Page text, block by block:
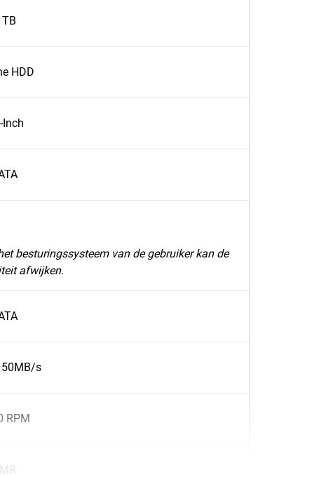
TB
HDD
Inch
besturingssysteem van de gebruiker kan de
afwijken.
s
RPM